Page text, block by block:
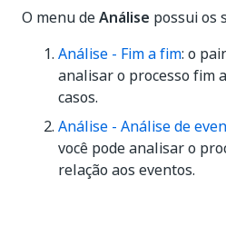
O menu deAnálise possui os
Análise - Fim a fim: o
analisar o processo fim
casos.
Análise - Análise de
você pode analisar o
relação aos eventos.